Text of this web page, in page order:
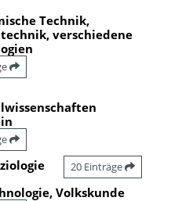
Technik,
verschiedene
20 Einträge
Volkskunde